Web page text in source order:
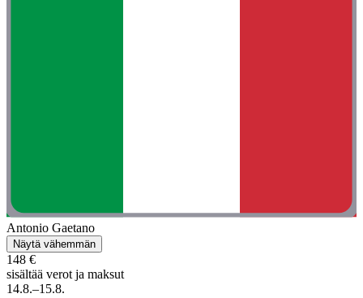
Antonio Gaetano
Näytä vähemmän
148 €
sisältää verot ja maksut
14.8.–15.8.